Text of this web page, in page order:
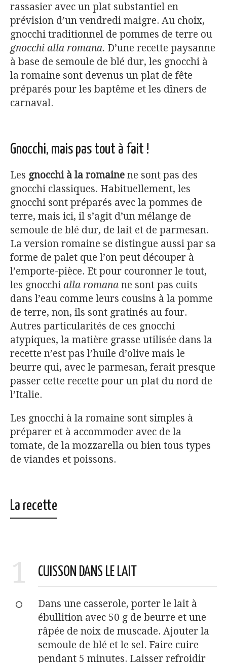
rassasier avec un plat substantiel en
prévision d’un vendredi maigre. Au choix,
gnocchi traditionnel de pommes de terre ou
gnocchi alla romana. D’une recette paysanne
à base de semoule de blé dur, les gnocchi à
la romaine sont devenus un plat de fête
préparés pour les baptême et les dîners de
carnaval.
Gnocchi, mais pas tout à fait !
Les gnocchi à la romaine ne sont pas des
gnocchi classiques. Habituellement, les
gnocchi sont préparés avec la pommes de
terre, mais ici, il s’agit d’un mélange de
semoule de blé dur, de lait et de parmesan.
La version romaine se distingue aussi par sa
forme de palet que l’on peut découper à
l’emporte-pièce. Et pour couronner le tout,
les gnocchi alla romana ne sont pas cuits
dans l’eau comme leurs cousins à la pomme
de terre, non, ils sont gratinés au four.
Autres particularités de ces gnocchi
atypiques, la matière grasse utilisée dans la
recette n’est pas l’huile d’olive mais le
beurre qui, avec le parmesan, ferait presque
passer cette recette pour un plat du nord de
l’Italie.
Les gnocchi à la romaine sont simples à
préparer et à accommoder avec de la
tomate, de la mozzarella ou bien tous types
de viandes et poissons.
La recette
1 CUISSON DANS LE LAIT
Dans une casserole, porter le lait à
ébullition avec 50 g de beurre et une
râpée de noix de muscade. Ajouter la
semoule de blé et le sel. Faire cuire
pendant 5 minutes. Laisser refroidir